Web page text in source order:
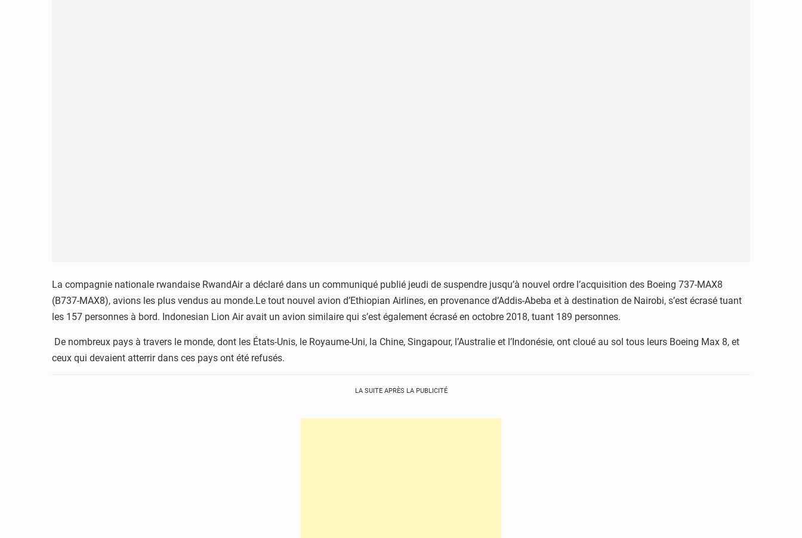
La compagnie nationale rwandaise RwandAir a déclaré dans un communiqué publié jeudi de suspendre jusqu’à nouvel ordre l’acquisition des Boeing 737-MAX8
(B737-MAX8), avions les plus vendus au monde.Le tout nouvel avion d’Ethiopian Airlines, en provenance d’Addis-Abeba et à destination de Nairobi, s’est écrasé tuant
les 157 personnes à bord. Indonesian Lion Air avait un avion similaire qui s’est également écrasé en octobre 2018, tuant 189 personnes.
De nombreux pays à travers le monde, dont les États-Unis, le Royaume-Uni, la Chine, Singapour, l’Australie et l’Indonésie, ont cloué au sol tous leurs Boeing Max 8, et
ceux qui devaient atterrir dans ces pays ont été refusés.
LA SUITE APRÈS LA PUBLICITÉ